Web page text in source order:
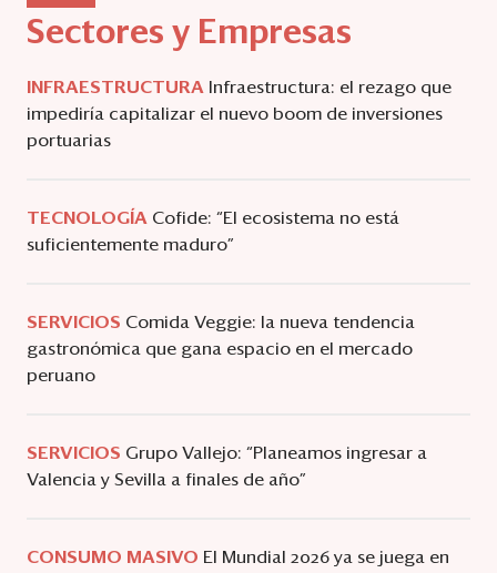
Sectores y Empresas
INFRAESTRUCTURA
Infraestructura: el rezago que
impediría capitalizar el nuevo boom de inversiones
portuarias
TECNOLOGÍA Cofide: “El ecosistema no está
suficientemente maduro”
SERVICIOS Comida Veggie: la nueva tendencia
gastronómica que gana espacio en el mercado
peruano
SERVICIOS Grupo Vallejo: “Planeamos ingresar a
Valencia y Sevilla a finales de año”
CONSUMO MASIVO El Mundial 2026 ya se juega en